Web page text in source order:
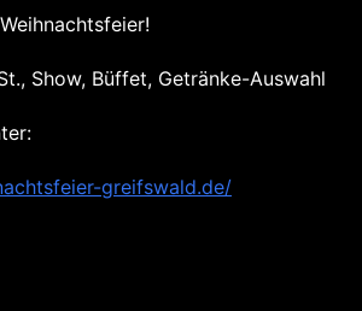
Show, Büffet, Getränke-Auswahl
greifswald.de/